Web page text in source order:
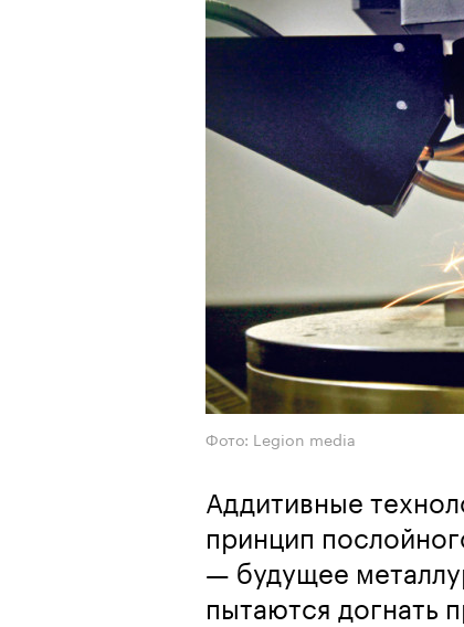
Фото: Legion media
Аддитивные
принцип
— будущее
пытаются догнать